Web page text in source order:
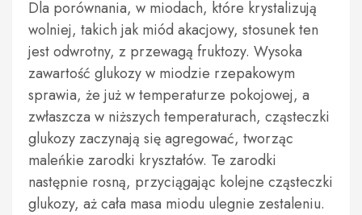
Dla porównania, w miodach, które krystalizują
wolniej, takich jak miód akacjowy, stosunek ten
jest odwrotny, z przewagą fruktozy. Wysoka
zawartość glukozy w miodzie rzepakowym
sprawia, że już w temperaturze pokojowej, a
zwłaszcza w niższych temperaturach, cząsteczki
glukozy zaczynają się agregować, tworząc
maleńkie zarodki kryształów. Te zarodki
następnie rosną, przyciągając kolejne cząsteczki
glukozy, aż cała masa miodu ulegnie zestaleniu.